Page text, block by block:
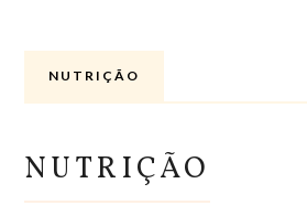
NUTRIÇÃO
NUTRIÇÃO